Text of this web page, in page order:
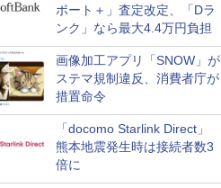
ポート＋」査定改定、「Dラ
ンク」なら最大4.4万円負担
画像加工アプリ「SNOW」が
ステマ規制違反、消費者庁が
措置命令
「docomo Starlink Direct」
熊本地震発生時は接続者数3
倍に